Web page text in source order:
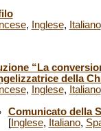
, Inglese, Italiano
“La
della
, Inglese, Italiano
Comunicato della
[Inglese, Italiano,